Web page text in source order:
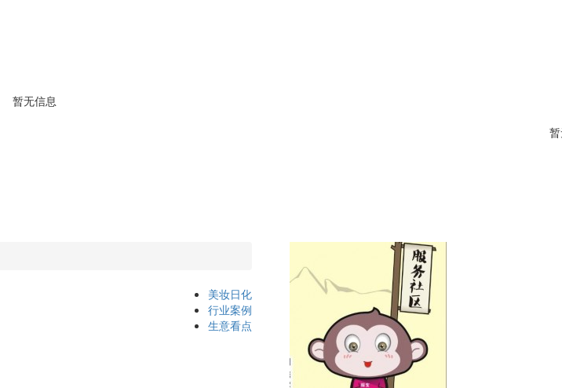
暂无信息
美妆日化
行业案例
生意看点